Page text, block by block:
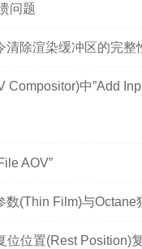
问题
清除渲染缓冲区的完整
中”Add
AOV”
(Thin Film)与Octane
位位置(Rest Position)